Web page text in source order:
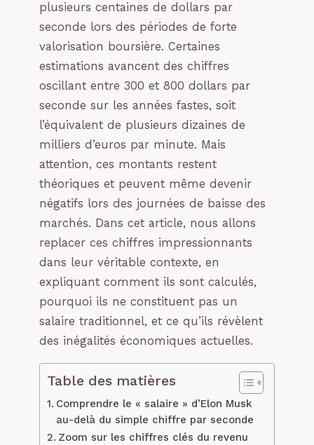
plusieurs centaines de dollars par
seconde lors des périodes de forte
valorisation boursière. Certaines
estimations avancent des chiffres
oscillant entre 300 et 800 dollars par
seconde sur les années fastes, soit
l’équivalent de plusieurs dizaines de
milliers d’euros par minute. Mais
attention, ces montants restent
théoriques et peuvent même devenir
négatifs lors des journées de baisse des
marchés. Dans cet article, nous allons
replacer ces chiffres impressionnants
dans leur véritable contexte, en
expliquant comment ils sont calculés,
pourquoi ils ne constituent pas un
salaire traditionnel, et ce qu’ils révèlent
des inégalités économiques actuelles.
Table des matières
Comprendre le « salaire » d’Elon Musk
au-delà du simple chiffre par seconde
Zoom sur les chiffres clés du revenu